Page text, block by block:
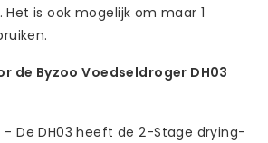
is ook mogelijk om maar 1
de Byzoo Voedseldroger DH03
- De DH03 heeft de 2-Stage drying-